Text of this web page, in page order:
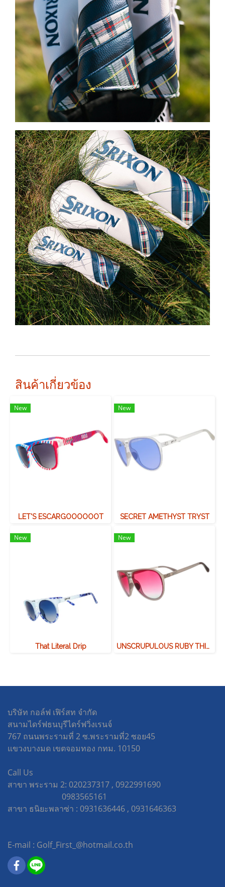
สินค้าเกี่ยวข้อง
New
LET'S ESCARGOOOOOOT
New
SECRET AMETHYST TRYST
New
That Literal Drip
New
UNSCRUPULOUS RUBY THIEF
บริษัท กอล์ฟ เฟิร์สท จำกัด
สนามไดร์ฟธนบุรีไดร์ฟวิ่งเรนจ์
767 ถนนพระรามที่ 2 ซ.พระรามที่2 ซอย45
แขวงบางมด เขตจอมทอง กทม. 10150
Call Us
สาขา พระราม 2: 020237317 , 0922991690
0983565161
สาขา ธนิยะพลาซ่า : 0931636446 , 0931646363
E-mail : Golf_First_@hotmail.co.th